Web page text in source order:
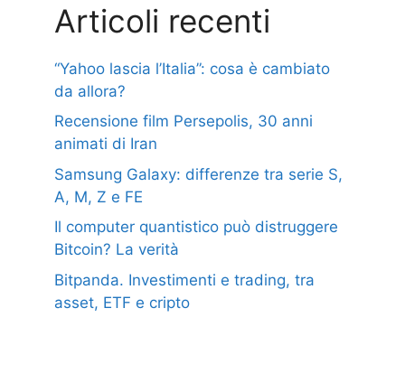
Articoli recenti
“Yahoo lascia l’Italia”: cosa è cambiato
da allora?
Recensione film Persepolis, 30 anni
animati di Iran
Samsung Galaxy: differenze tra serie S,
A, M, Z e FE
Il computer quantistico può distruggere
Bitcoin? La verità
Bitpanda. Investimenti e trading, tra
asset, ETF e cripto